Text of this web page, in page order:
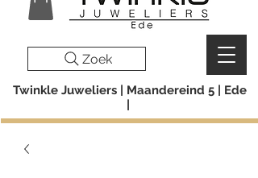
Twinkle Juweliers | Maandereind 5 | Ede
Zoek